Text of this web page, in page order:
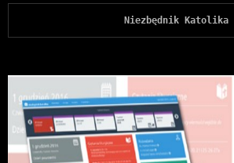
Niezbędnik Katolika